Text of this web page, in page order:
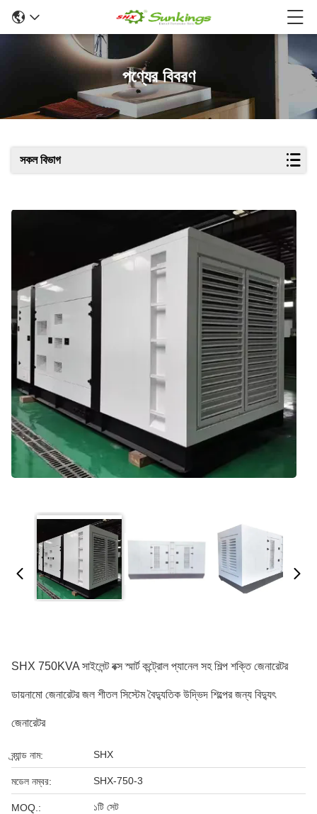
পণ্যের বিবরণ
সকল বিভাগ
SHX 750KVA সাইলেন্ট বক্স স্মার্ট কন্ট্রোল প্যানেল সহ শিল্প শক্তি জেনারেটর
ডায়নামো জেনারেটর জল শীতল সিস্টেম বৈদ্যুতিক উদ্ভিদ শিল্পের জন্য বিদ্যুৎ
জেনারেটর
ব্র্যান্ড নাম: SHX
মডেল নম্বর: SHX-750-3
MOQ.: ১টি সেট